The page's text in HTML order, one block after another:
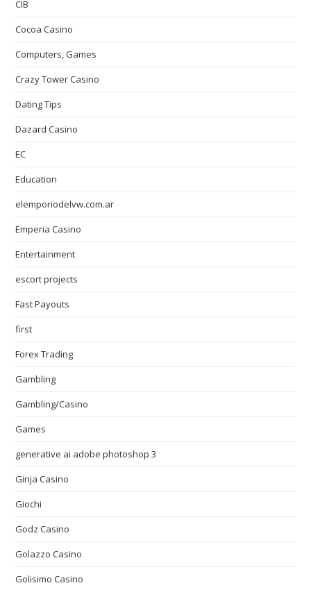
CIB
Cocoa Casino
Computers, Games
Crazy Tower Сasino
Dating Tips
Dazard Casino
EC
Education
elemporiodelvw.com.ar
Emperia Casino
Entertainment
escort projects
Fast Payouts
first
Forex Trading
Gambling
Gambling/Casino
Games
generative ai adobe photoshop 3
Ginja Casino
Giochi
Godz Casino
Golazzo Casino
Golisimo Casino